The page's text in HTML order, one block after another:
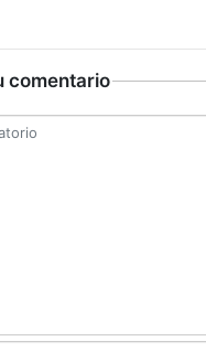
comentario